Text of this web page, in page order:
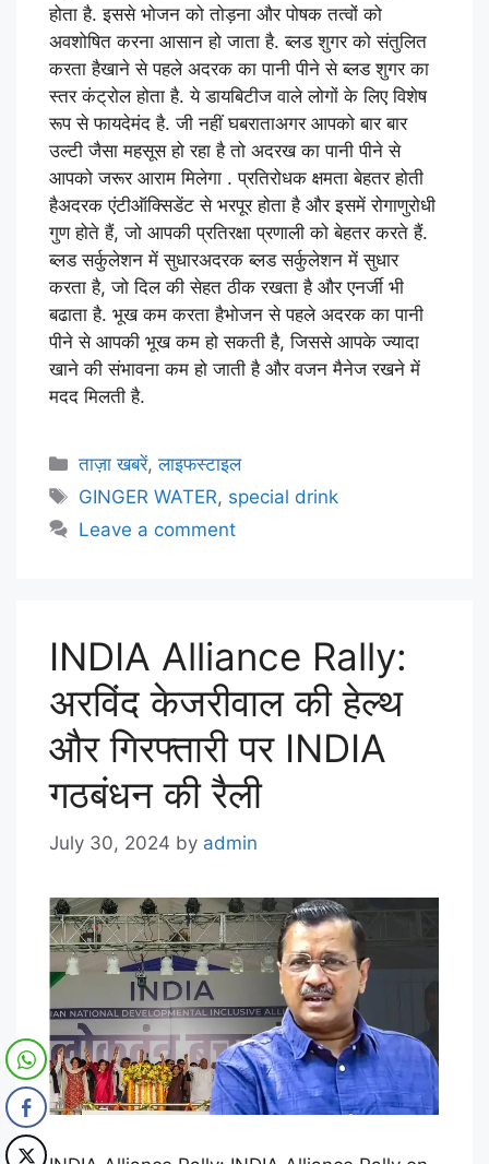
होता है. इससे भोजन को तोड़ना और पोषक तत्वों को
अवशोषित करना आसान हो जाता है. ब्‍लड शुगर को संतुलित
करता हैखाने से पहले अदरक का पानी पीने से ब्‍लड शुगर का
स्तर कंट्रोल होता है. ये डायब‍िटीज वाले लोगों के लिए विशेष
रूप से फायदेमंद है. जी नहीं घबराताअगर आपको बार बार
उल्‍टी जैसा महसूस हो रहा है तो अदरख का पानी पीने से
आपको जरूर आराम म‍िलेगा . प्रतिरोधक क्षमता बेहतर होती
हैअदरक एंटीऑक्सिडेंट से भरपूर होता है और इसमें रोगाणुरोधी
गुण होते हैं, जो आपकी प्रतिरक्षा प्रणाली को बेहतर करते हैं.
ब्‍लड सर्कुलेशन में सुधारअदरक ब्‍लड सर्कुलेशन में सुधार
करता है, जो दिल की सेहत ठीक रखता है और एनर्जी भी
बढाता है. भूख कम करता हैभोजन से पहले अदरक का पानी
पीने से आपकी भूख कम हो सकती है, जिससे आपके ज्‍यादा
खाने की संभावना कम हो जाती है और वजन मैनेज रखने में
मदद मिलती है.
ताज़ा खबरें,लाइफस्टाइल
GINGER WATER, special drink
Leave a comment
INDIA Alliance Rally:
अरविंद केजरीवाल की हेल्थ
और गिरफ्तारी पर INDIA
गठबंधन की रैली
July 30, 2024 by admin